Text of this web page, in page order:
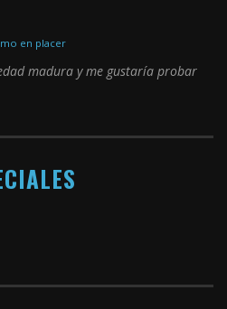
en placer
madura y me gustaría probar